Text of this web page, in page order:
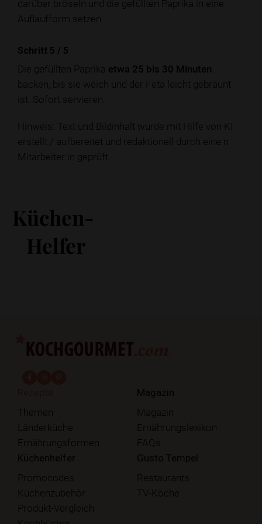
darüber bröseln und die gefüllten Paprika in eine
Auflaufform setzen.
Schritt 5 / 5
Die gefüllten Paprika etwa 25 bis 30 Minuten
backen, bis sie weich und der Feta leicht gebräunt
ist. Sofort servieren.
Hinweis: Text und Bildinhalt wurde mit Hilfe von KI
erstellt / aufbereitet und redaktionell durch eine:n
Mitarbeiter:in geprüft.
Küchen-
Helfer
Themen
Länderküche
Ernährungsformen
Magazin
Magazin
Ernährungslexikon
FAQs
Küchenhelfer
Promocodes
Küchenzubehör
Produkt-Vergleich
Gusto Tempel
Restaurants
TV-Köche